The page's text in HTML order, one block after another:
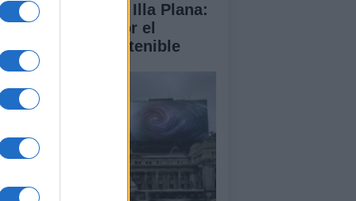
de la Illa Plana:
apuesta por el
náutico sostenible